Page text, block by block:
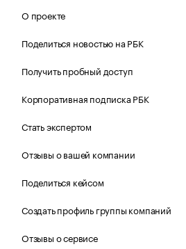
О проекте
Поделиться новостью на РБК
Получить пробный доступ
Корпоративная подписка РБК
Стать экспертом
Отзывы о вашей компании
Поделиться кейсом
Создать профиль группы компаний
Отзывы о сервисе